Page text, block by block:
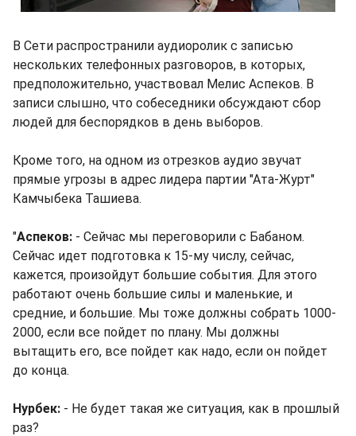
В Сети распространили аудиоролик с записью
нескольких телефонных разговоров, в которых,
предположительно, участвовал Мелис Аспеков. В
записи слышно, что собеседники обсуждают сбор
людей для беспорядков в день выборов.
Кроме того, на одном из отрезков аудио звучат
прямые угрозы в адрес лидера партии "Ата-Журт"
Камчыбека Ташиева.
"Аспеков: - Сейчас мы переговорили с Бабаном.
Сейчас идет подготовка к 15-му числу, сейчас,
кажется, произойдут большие события. Для этого
работают очень большие силы и маленькие, и
средние, и большие. Мы тоже должны собрать 1000-
2000, если все пойдет по плану. Мы должны
вытащить его, все пойдет как надо, если он пойдет
до конца.
Нурбек: - Не будет такая же ситуация, как в прошлый
раз?